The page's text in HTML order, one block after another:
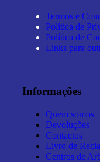
Termos e
Política de
Política de
Links para
Informações
Quem somos
Devoluções
Contactos
Livro de
Centros de